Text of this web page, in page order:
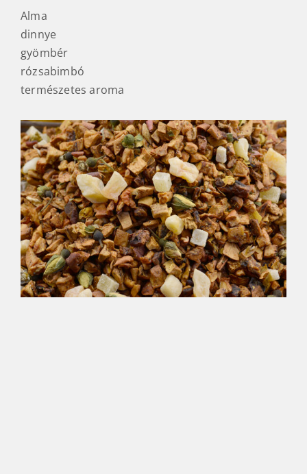
Alma
dinnye
gyömbér
rózsabimbó
természetes aroma